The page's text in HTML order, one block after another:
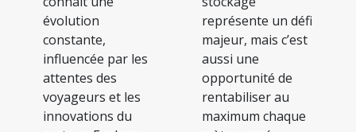
évolution
constante,
influencée par les
attentes des
voyageurs et les
innovations du
représente un défi
majeur, mais c’est
aussi une
opportunité de
rentabiliser au
maximum chaque